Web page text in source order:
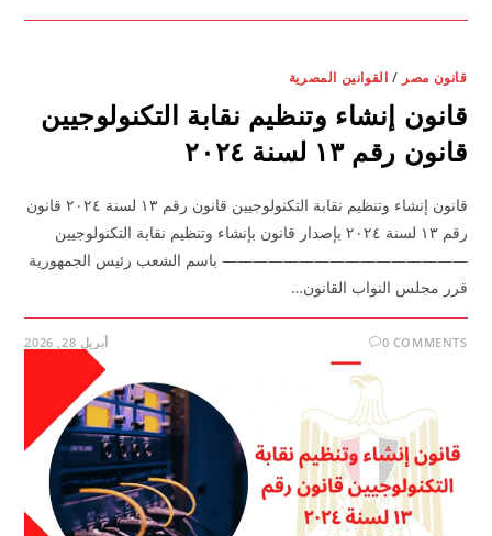
قانون مصر / القوانين المصرية
قانون إنشاء وتنظيم نقابة التكنولوجيين
قانون رقم ١٣ لسنة ٢٠٢٤
قانون إنشاء وتنظيم نقابة التكنولوجيين قانون رقم ١٣ لسنة ٢٠٢٤ قانون
رقم ١٣ لسنة ٢٠٢٤ بإصدار قانون بإنشاء وتنظيم نقابة التكنولوجيين
———————————————— باسم الشعب رئيس الجمهورية
قرر مجلس النواب القانون…
0 COMMENTS أبريل 28, 2026